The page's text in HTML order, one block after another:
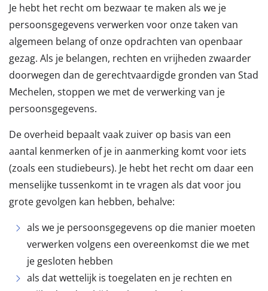
Je hebt het recht om bezwaar te maken als we je
persoonsgegevens verwerken voor onze taken van
algemeen belang of onze opdrachten van openbaar
gezag. Als je belangen, rechten en vrijheden zwaarder
doorwegen dan de gerechtvaardigde gronden van Stad
Mechelen, stoppen we met de verwerking van je
persoonsgegevens.
De overheid bepaalt vaak zuiver op basis van een
aantal kenmerken of je in aanmerking komt voor iets
(zoals een studiebeurs). Je hebt het recht om daar een
menselijke tussenkomt in te vragen als dat voor jou
grote gevolgen kan hebben, behalve:
als we je persoonsgegevens op die manier moeten
verwerken volgens een overeenkomst die we met
je gesloten hebben
als dat wettelijk is toegelaten en je rechten en